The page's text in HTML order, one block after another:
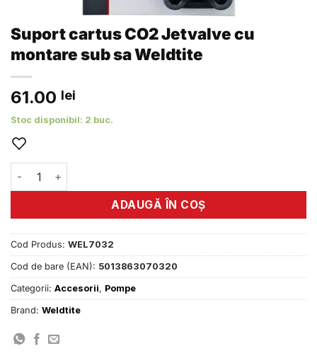
Suport cartus CO2 Jetvalve cu
montare sub sa Weldtite
61.00 lei
Stoc disponibil: 2 buc.
Cantitate Suport cartus CO2 Jetvalve cu montare sub sa
ADAUGĂ ÎN COȘ
Cod Produs: WEL7032
Cod de bare (EAN): 5013863070320
Categorii: Accesorii, Pompe
Brand: Weldtite